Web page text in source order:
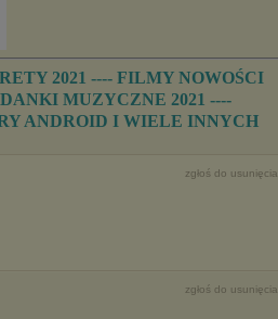
2021 ---- FILMY NOWOŚCI
MUZYCZNE 2021 ----
ANDROID I WIELE INNYCH
zgłoś do usunięcia
zgłoś do usunięcia